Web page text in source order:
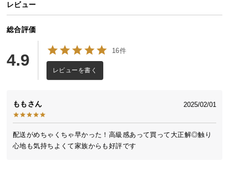
送
に
い
て
型
商
品
の
配
レビュー
総合評価
4.9
16件
レビューを書く
もも 2025/02/01
配送がめちゃくちゃ早かった！高級感あって買って大正解◎触り
心地も気持ちよくて家族からも好評です